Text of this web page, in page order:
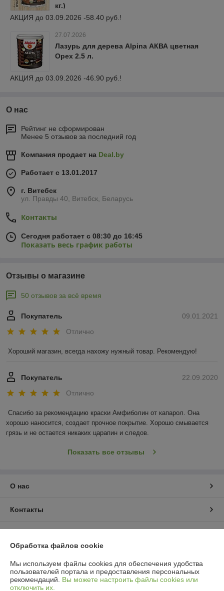
кг.)
АКЦИЯ до 03.09.2026 -58.40 руб.!
27.07.2026
Лазурь для дерева Alpina АКВА цветная
Орех 2.5 л.
АКЦИЯ до 03.09.2026 -46.90 руб.!
О нас
Рейтинг не сформирован
Менее 5 отзывов за последний год
Компания продает на Deal.by
Работает с 13.01.2017
г. Витебск
ул. Правды 40, Витебск, Беларусь
Контакты
Сегодня работает с 08:30 до 16:45
Показать весь график работы
Отзывы о магазине
50 отзывов за всё время
09.01.2021
Покупатель
Отлично
Хороший магазин, всегда нахожу нужный товар. Рекомендую!
22.09.2020
Покупатель
Отлично
Спасибо за рекомендацию краски Амфиболин от капарол. Она
хорошо наносится, создает прочное покрытие. Хорошо смывается
грязь и не остается никаких царапин и следов.
Показать все отзывы
О нас
Контакты
Полная версия сайта
Обработка файлов cookie
Мы используем файлы cookies для обеспечения удобства
пользователей портала и предоставления персональных
рекомендаций. Вы можете настроить файлы cookies или
отключить их.